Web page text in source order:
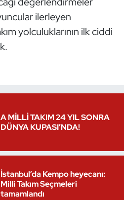
ilerleyen
yolculuklarının ilk ciddi
A MİLLİ TAKIM 24 YIL SONRA
DÜNYA KUPASI’NDA!
İstanbul’da Kempo heyecanı:
Milli Takım Seçmeleri
tamamlandı